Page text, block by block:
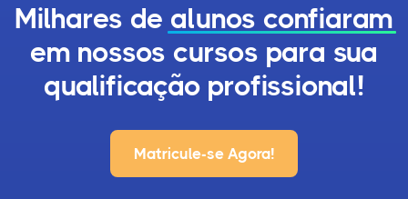
Milhares de alunos confiaram
em nossos cursos para sua
qualificação profissional!
Matricule-se Agora!